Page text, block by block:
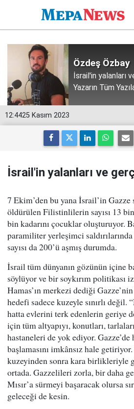
Özdeş Özbay
İsrail'in yalanları
Yazarın Tüm
12:4425 Kasım 2023
İsrail'in yalanları ve
7 Ekim’den bu yana İsrail’in Gazze
öldürülen Filistinlilerin sayısı 13
bin kadarını çocuklar oluşturuyor.
paramiliter yerleşimci
sayısı da 200’ü aşmış durumda.
İsrail tüm dünyanın gözünün içine
söylüyor ve bir soykırım politikası
Hamas’ın merkezi dediği
hedefi sadece kuzeyle sınırlı değil.
hatta evlerini terk edenlerin geriye
için tüm altyapıyı, konutları,
hastaneleri de yok ediyor. Gazze’de
başlamasını imkânsız hale
kuzeyinden sonra kara birlikleriyle
ortada. Gazzelileri zorla, bir daha
Mısır’a sürmeyi başaracak olursa
geleceği de kesin.